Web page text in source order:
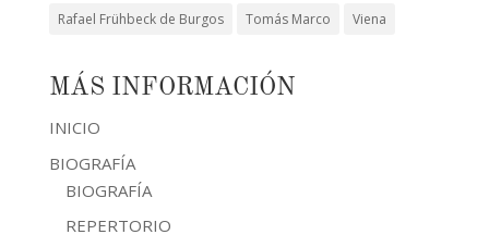
Rafael Frühbeck de Burgos
Tomás Marco Viena
MÁS INFORMACIÓN
INICIO
BIOGRAFÍA
BIOGRAFÍA
REPERTORIO